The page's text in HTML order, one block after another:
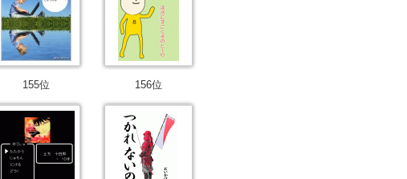
155位 156位